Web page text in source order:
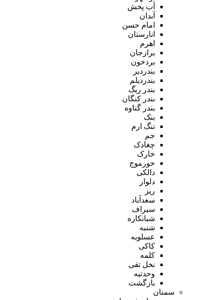
آب پخش
آبدان
امام حسن
انارستان
اهرم
برازجان
بردخون
بندردیر
بندردیلم
بندر ریگ
بندر کنگان
بندر گناوه
بنک
تنگ ارم
جم
چغادک
خارک
خورموج
دالکی
دلوار
ریز
سعدآباد
سیراف
شبانکاره
شنبه
عسلویه
کاکی
کلمه
نخل تقی
وحدتیه
بازگشت
سمنان